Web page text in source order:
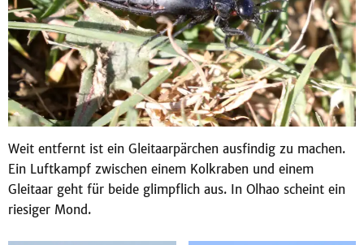
Weit entfernt ist ein Gleitaarpärchen ausfindig zu machen.
Ein Luftkampf zwischen einem Kolkraben und einem
Gleitaar geht für beide glimpflich aus. In Olhao scheint ein
riesiger Mond.